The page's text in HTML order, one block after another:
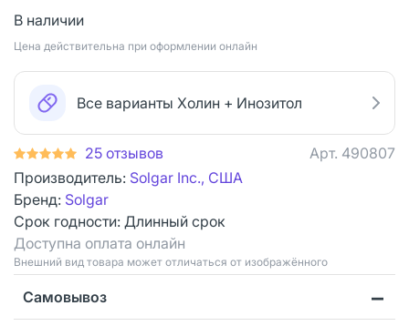
В наличии
Цена действительна при оформлении онлайн
Все варианты Холин + Инозитол
25 отзывов Арт. 490807
Производитель: Solgar Inc., США
Бренд: Solgar
Срок годности: Длинный срок
Доступна оплата онлайн
Bнешний вид товара может отличаться от изображённого
Самовывоз